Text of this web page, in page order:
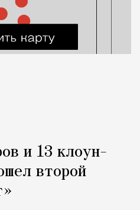
и 13 клоун-
второй